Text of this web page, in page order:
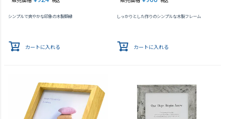
シンプルで爽やかな印象の木製額縁
カートに入れる
しっかりとした作りのシンプルな木製フレーム
カートに入れる